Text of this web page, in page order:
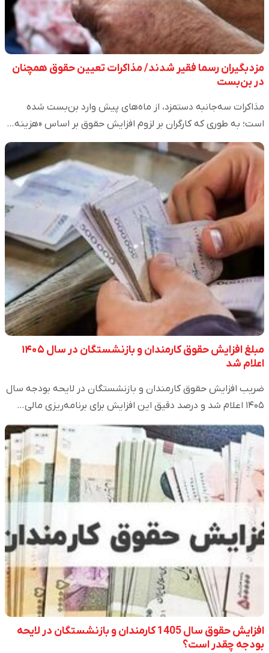
مزدبگیران رسما فقیر شدند/ مذاکرات تعیین حقوق همچنان
در بن‌بست
مذاکرات سه‌جانبه دستمزد، از ماه‌های پیش وارد بن‌بست شده
است؛ به طوری که کارگران بر لزوم افزایش حقوق بر اساس «هزینه…
مبلغ افزایش حقوق کارمندان و بازنشستگان در سال ۱۴۰۵
اعلام شد
ضریب افزایش حقوق کارمندان و بازنشستگان در لایحه بودجه سال
۱۴۰۵ اعلام شد و درصد دقیق این افزایش برای برنامه‌ریزی مالی…
افزایش حقوق سال 1405 کارمندان و بازنشستگان در لایحه
بودجه چقدر است؟